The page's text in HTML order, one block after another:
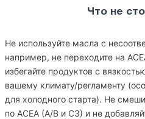
Что не
Не используйте масла с
например, не переходите на
избегайте продуктов с
вашему климату/регламенту
для холодного старта). Не
по ACEA (A/B и C3) и не